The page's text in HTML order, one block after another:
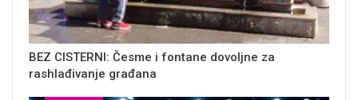
BEZ CISTERNI: Česme i fontane dovoljne za
rashlađivanje građana